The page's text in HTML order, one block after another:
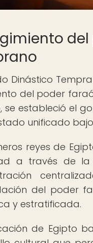
Dinástico
del poder
se estableció el
unificado
reyes de
a través de la
del poder
y estratificada.
de Egipto